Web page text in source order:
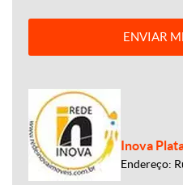
ENVIAR
Inova
Endereço: